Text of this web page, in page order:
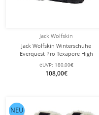
Jack Wolfskin
Jack Wolfskin Winterschuhe
Everquest Pro Texapore High
(wasserdicht, PrimaLoft® Isolierung)
schwarz Damen
eUVP: 180,00€
108,00€
NEU